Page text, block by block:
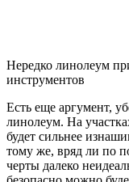
Нередко линолеум
инструментов
Есть еще аргумент,
линолеум. На
будет сильнее
тому же, вряд ли по
черты далеко